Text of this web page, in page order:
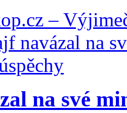
na své